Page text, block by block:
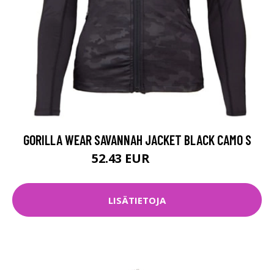
GORILLA WEAR SAVANNAH JACKET BLACK CAMO S
52.43 EUR
LISÄTIETOJA